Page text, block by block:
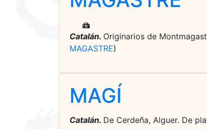
Catalán. Originarios de
MAGASTRE)
MAGÍ
Catalán. De Cerdeña, Alguer. De